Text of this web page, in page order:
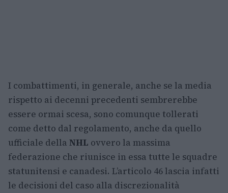
I combattimenti, in generale, anche se la media
rispetto ai decenni precedenti sembrerebbe
essere ormai scesa, sono comunque tollerati
come detto dal regolamento, anche da quello
ufficiale della NHL ovvero la massima
federazione che riunisce in essa tutte le squadre
statunitensi e canadesi. L’articolo 46 lascia infatti
le decisioni del caso alla discrezionalità